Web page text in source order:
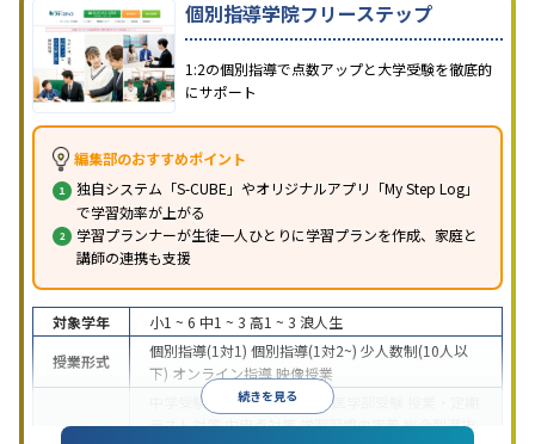
個別指導学院フリーステップ
1:2の個別指導で点数アップと大学受験を徹底的
にサポート
編集部のおすすめポイント
独自システム「S-CUBE」やオリジナルアプリ「My Step Log」
で学習効率が上がる
学習プランナーが生徒一人ひとりに学習プランを作成、家庭と
講師の連携も支援
続きを見る
対象学年 小1 ~ 6 中1 ~ 3 高1 ~ 3 浪人生
授業形式
個別指導(1対1) 個別指導(1対2~) 少人数制(10人以
下) オンライン指導映像授業
中学受験 高校受験大学受験 医学部受験
テスト対策内申点対策学習習慣の定着総合型選抜